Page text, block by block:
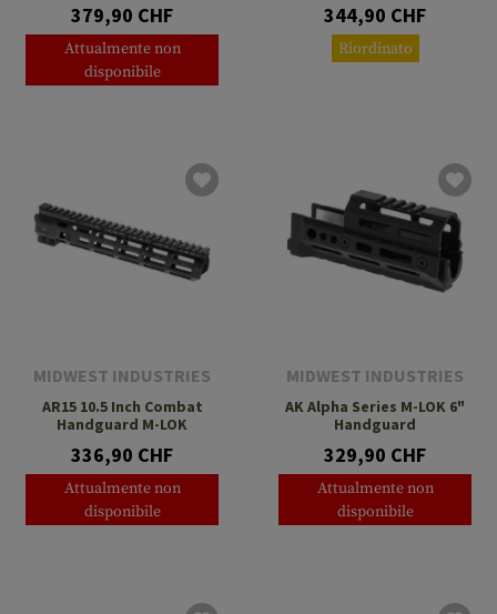
379,90 CHF
Attualmente non
disponibile
344,90 CHF
Riordinato
MIDWEST INDUSTRIES
AR15 10.5 Inch Combat
Handguard M-LOK
336,90 CHF
Attualmente non
disponibile
MIDWEST INDUSTRIES
AK Alpha Series M-LOK 6"
Handguard
329,90 CHF
Attualmente non
disponibile